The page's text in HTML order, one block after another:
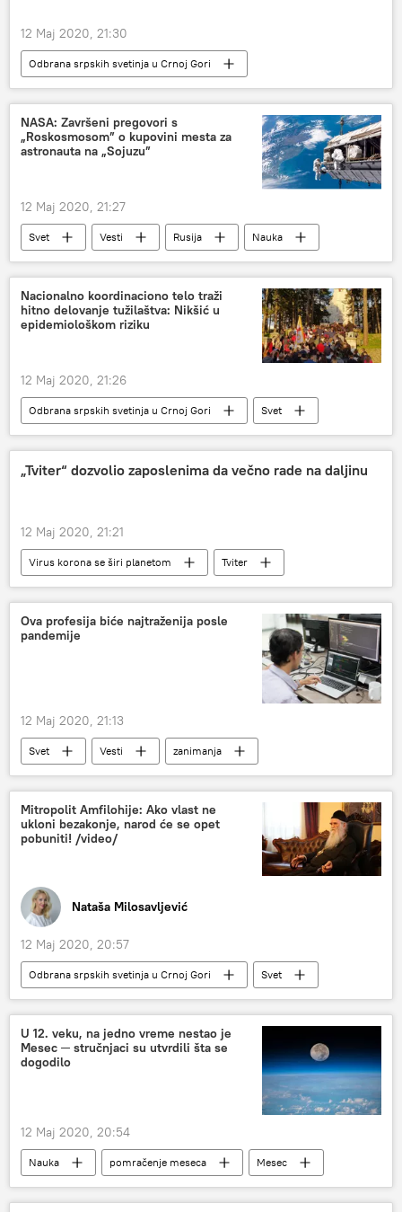
12 Maj 2020, 21:30
Odbrana srpskih svetinja u Crnoj Gori
Sputnjik intervju
Radio
NASA: Završeni pregovori s
„Roskosmosom” o kupovini mesta za
astronauta na „Sojuzu”
12 Maj 2020, 21:27
Svet Vesti Rusija
Nauka
Međunarodna svemirska stanica
pregovori
Sojuz
NASA
Roskosmos
Društvo
Nacionalno koordinaciono telo traži
hitno delovanje tužilaštva: Nikšić u
epidemiološkom riziku
12 Maj 2020, 21:26
Odbrana srpskih svetinja u Crnoj Gori
Svet
Vesti
Region
„Tviter“ dozvolio zaposlenima da večno rade na daljinu
12 Maj 2020, 21:21
Virus korona se širi planetom
Tviter
rad
kuća
pandemija
Društvo
Ova profesija biće najtraženija posle
pandemije
12 Maj 2020, 21:13
Svet Vesti
zanimanja
programeri
pandemija
Mitropolit Amfilohije: Ako vlast ne
ukloni bezakonje, narod će se opet
pobuniti! /video/
Nataša Milosavljević
12 Maj 2020, 20:57
Odbrana srpskih svetinja u Crnoj Gori
Svet
Vesti
ne damo svetinje Region
U 12. veku, na jedno vreme nestao je
Mesec ─ stručnjaci su utvrdili šta se
dogodilo
12 Maj 2020, 20:54
Nauka pomračenje meseca
Mesec
naučnici
Društvo